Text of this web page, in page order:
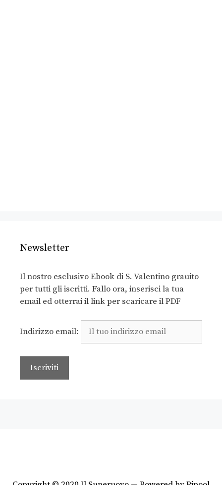
Newsletter
Il nostro esclusivo Ebook di S. Valentino grauito
per tutti gli iscritti. Fallo ora, inserisci la tua
email ed otterrai il link per scaricare il PDF
Indirizzo email: